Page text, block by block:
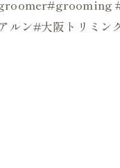
#
ン#大阪トリミ